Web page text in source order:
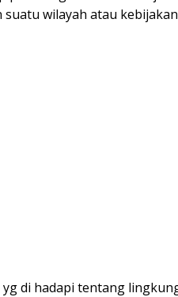
wilayah atau
yg di hadapi tentang